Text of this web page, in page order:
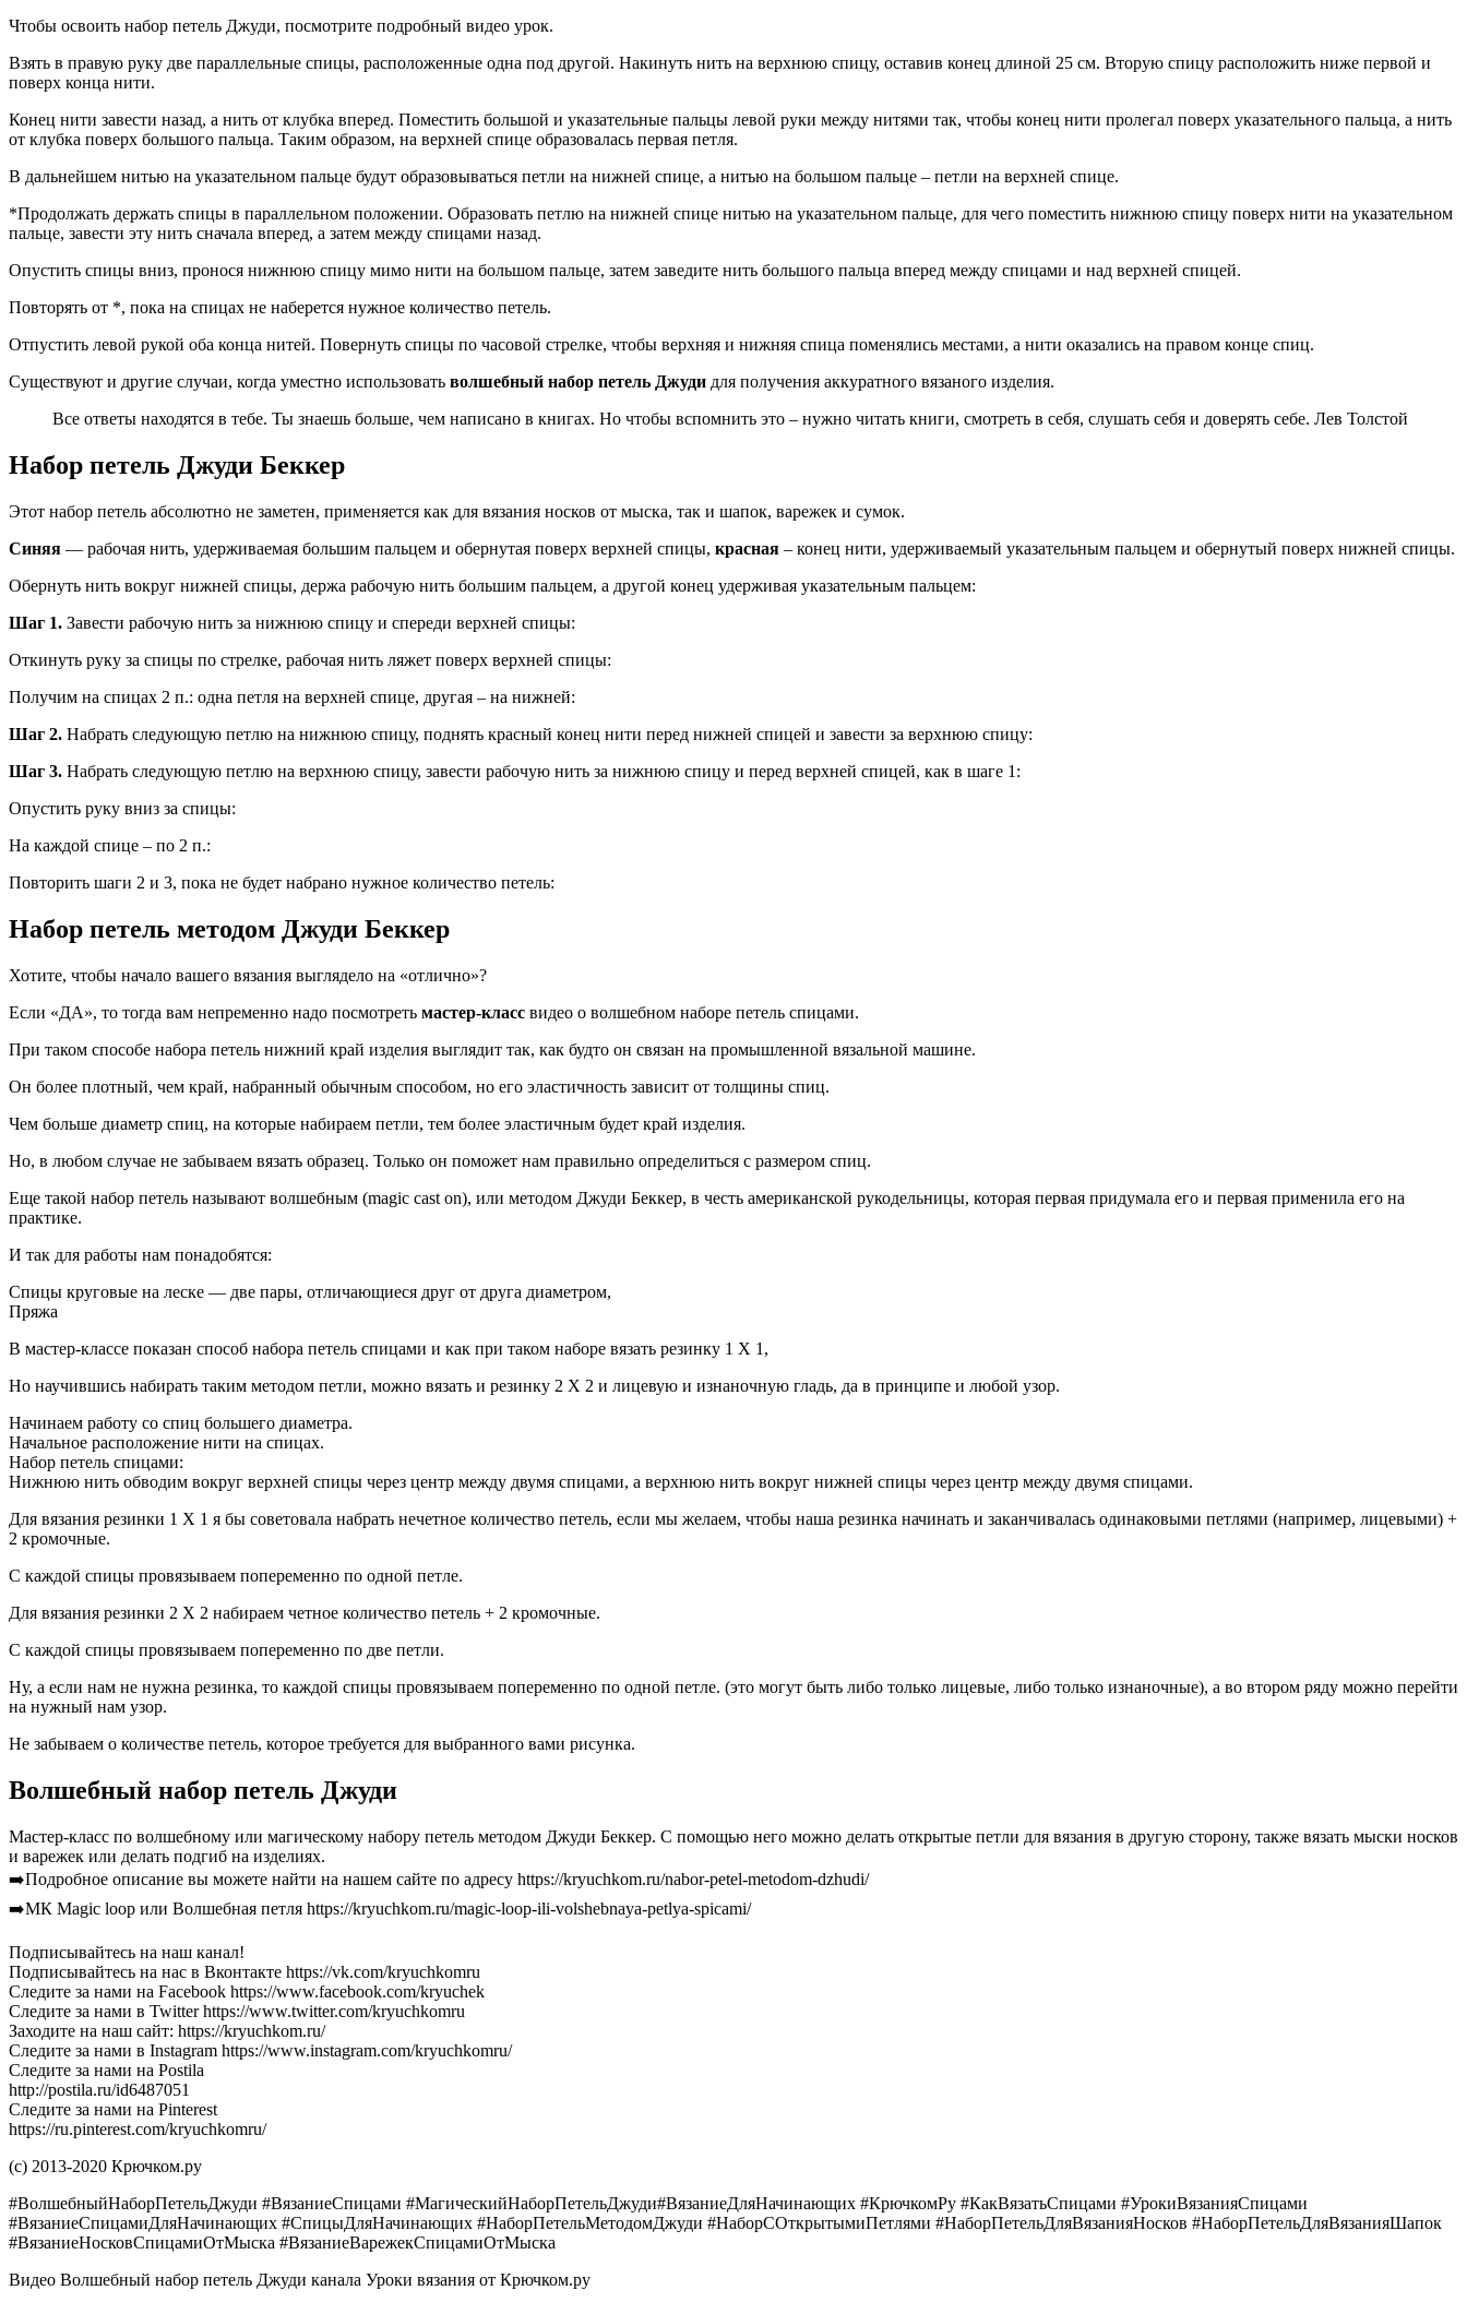
Чтобы освоить набор петель Джуди, посмотрите подробный видео урок.
Взять в правую руку две параллельные спицы, расположенные одна под другой. Накинуть нить на верхнюю спицу, оставив конец длиной 25 см. Вторую спицу расположить ниже первой и
поверх конца нити.
Конец нити завести назад, а нить от клубка вперед. Поместить большой и указательные пальцы левой руки между нитями так, чтобы конец нити пролегал поверх указательного пальца, а нить
от клубка поверх большого пальца. Таким образом, на верхней спице образовалась первая петля.
В дальнейшем нитью на указательном пальце будут образовываться петли на нижней спице, а нитью на большом пальце – петли на верхней спице.
*Продолжать держать спицы в параллельном положении. Образовать петлю на нижней спице нитью на указательном пальце, для чего поместить нижнюю спицу поверх нити на указательном
пальце, завести эту нить сначала вперед, а затем между спицами назад.
Опустить спицы вниз, пронося нижнюю спицу мимо нити на большом пальце, затем заведите нить большого пальца вперед между спицами и над верхней спицей.
Повторять от *, пока на спицах не наберется нужное количество петель.
Отпустить левой рукой оба конца нитей. Повернуть спицы по часовой стрелке, чтобы верхняя и нижняя спица поменялись местами, а нити оказались на правом конце спиц.
Существуют и другие случаи, когда уместно использовать волшебный набор петель Джуди для получения аккуратного вязаного изделия.
Все ответы находятся в тебе. Ты знаешь больше, чем написано в книгах. Но чтобы вспомнить это – нужно читать книги, смотреть в себя, слушать себя и доверять себе. Лев Толстой
Набор петель Джуди Беккер
Этот набор петель абсолютно не заметен, применяется как для вязания носков от мыска, так и шапок, варежек и сумок.
Синяя — рабочая нить, удерживаемая большим пальцем и обернутая поверх верхней спицы, красная – конец нити, удерживаемый указательным пальцем и обернутый поверх нижней спицы.
Обернуть нить вокруг нижней спицы, держа рабочую нить большим пальцем, а другой конец удерживая указательным пальцем:
Шаг 1. Завести рабочую нить за нижнюю спицу и спереди верхней спицы:
Откинуть руку за спицы по стрелке, рабочая нить ляжет поверх верхней спицы:
Получим на спицах 2 п.: одна петля на верхней спице, другая – на нижней:
Шаг 2. Набрать следующую петлю на нижнюю спицу, поднять красный конец нити перед нижней спицей и завести за верхнюю спицу:
Шаг 3. Набрать следующую петлю на верхнюю спицу, завести рабочую нить за нижнюю спицу и перед верхней спицей, как в шаге 1:
Опустить руку вниз за спицы:
На каждой спице – по 2 п.:
Повторить шаги 2 и 3, пока не будет набрано нужное количество петель:
Набор петель методом Джуди Беккер
Хотите, чтобы начало вашего вязания выглядело на «отлично»?
Если «ДА», то тогда вам непременно надо посмотреть мастер-класс видео о волшебном наборе петель спицами.
При таком способе набора петель нижний край изделия выглядит так, как будто он связан на промышленной вязальной машине.
Он более плотный, чем край, набранный обычным способом, но его эластичность зависит от толщины спиц.
Чем больше диаметр спиц, на которые набираем петли, тем более эластичным будет край изделия.
Но, в любом случае не забываем вязать образец. Только он поможет нам правильно определиться с размером спиц.
Еще такой набор петель называют волшебным (magic cast on), или методом Джуди Беккер, в честь американской рукодельницы, которая первая придумала его и первая применила его на
практике.
И так для работы нам понадобятся:
Спицы круговые на леске — две пары, отличающиеся друг от друга диаметром,
Пряжа
В мастер-классе показан способ набора петель спицами и как при таком наборе вязать резинку 1 Х 1,
Но научившись набирать таким методом петли, можно вязать и резинку 2 Х 2 и лицевую и изнаночную гладь, да в принципе и любой узор.
Начинаем работу со спиц большего диаметра.
Начальное расположение нити на спицах.
Набор петель спицами:
Нижнюю нить обводим вокруг верхней спицы через центр между двумя спицами, а верхнюю нить вокруг нижней спицы через центр между двумя спицами.
Для вязания резинки 1 Х 1 я бы советовала набрать нечетное количество петель, если мы желаем, чтобы наша резинка начинать и заканчивалась одинаковыми петлями (например, лицевыми) +
2 кромочные.
С каждой спицы провязываем попеременно по одной петле.
Для вязания резинки 2 Х 2 набираем четное количество петель + 2 кромочные.
С каждой спицы провязываем попеременно по две петли.
Ну, а если нам не нужна резинка, то каждой спицы провязываем попеременно по одной петле. (это могут быть либо только лицевые, либо только изнаночные), а во втором ряду можно перейти
на нужный нам узор.
Не забываем о количестве петель, которое требуется для выбранного вами рисунка.
Волшебный набор петель Джуди
Мастер-класс по волшебному или магическому набору петель методом Джуди Беккер. С помощью него можно делать открытые петли для вязания в другую сторону, также вязать мыски носков
и варежек или делать подгиб на изделиях.
➡️Подробное описание вы можете найти на нашем сайте по адресу https://kryuchkom.ru/nabor-petel-metodom-dzhudi/
➡️МК Magic loop или Волшебная петля https://kryuchkom.ru/magic-loop-ili-volshebnaya-petlya-spicami/
Подписывайтесь на наш канал!
Подписывайтесь на нас в Вконтакте https://vk.com/kryuchkomru
Следите за нами на Facebook https://www.facebook.com/kryuchek
Следите за нами в Twitter https://www.twitter.com/kryuchkomru
Заходите на наш сайт: https://kryuchkom.ru/
Следите за нами в Instagram https://www.instagram.com/kryuchkomru/
Следите за нами на Postila
http://postila.ru/id6487051
Следите за нами на Pinterest
https://ru.pinterest.com/kryuchkomru/
(c) 2013-2020 Крючком.ру
#ВолшебныйНаборПетельДжуди #ВязаниеСпицами #МагическийНаборПетельДжуди#ВязаниеДляНачинающих #КрючкомРу #КакВязатьСпицами #УрокиВязанияСпицами
#ВязаниеСпицамиДляНачинающих #СпицыДляНачинающих #НаборПетельМетодомДжуди #НаборСОткрытымиПетлями #НаборПетельДляВязанияНосков #НаборПетельДляВязанияШапок
#ВязаниеНосковСпицамиОтМыска #ВязаниеВарежекСпицамиОтМыска
Видео Волшебный набор петель Джуди канала Уроки вязания от Крючком.ру